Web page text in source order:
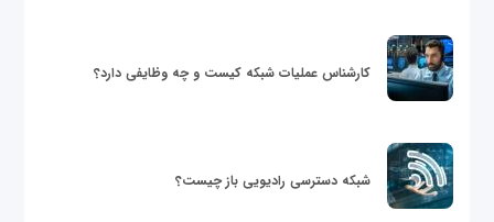
کارشناس عملیات شبکه کیست و چه وظایفی دارد؟
شبکه دسترسی رادیویی باز چیست؟